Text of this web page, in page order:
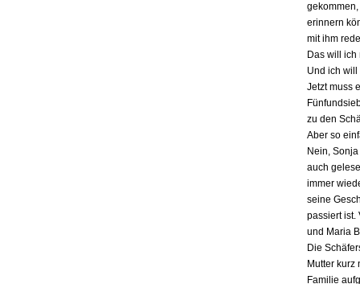
erinnern
mit ihm
Das will
Und ich
Jetzt muss
zu den
Aber so
Nein,
auch
immer
seine
passiert ist.
und Maria
Die
Mutter
Familie